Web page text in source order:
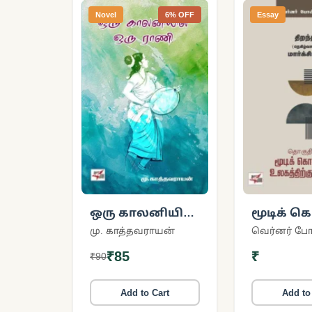
Novel 6% OFF
ஒரு காலனியில்
ஒரு ராணி
மு. காத்தவராயன்
₹90₹85
Add to Cart
Essay
மூடிக்
₹
Add to